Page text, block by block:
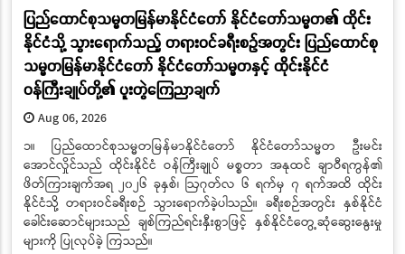
ပြည်ထောင်စုသမ္မတမြန်မာနိုင်ငံတော် နိုင်ငံတော်သမ္မတ၏ ထိုင်း
နိုင်ငံသို့ သွားရောက်သည့် တရားဝင်ခရီးစဉ်အတွင်း ပြည်ထောင်စု
သမ္မတမြန်မာနိုင်ငံတော် နိုင်ငံတော်သမ္မတနှင့် ထိုင်းနိုင်ငံ
ဝန်ကြီးချုပ်တို့၏ ပူးတွဲကြေညာချက်
Aug 06, 2026
၁။ ပြည်ထောင်စုသမ္မတမြန်မာနိုင်ငံတော် နိုင်ငံတော်သမ္မတ ဦးမင်း
အောင်လှိုင်သည် ထိုင်းနိုင်ငံ ဝန်ကြီးချုပ် မစ္စတာ အနုထင် ချာဝီရကွန်၏
ဖိတ်ကြားချက်အရ ၂၀၂၆ ခုနှစ်၊ ဩဂုတ်လ ၆ ရက်မှ ၇ ရက်အထိ ထိုင်း
နိုင်ငံသို့ တရားဝင်ခရီးစဉ် သွားရောက်ခဲ့ပါသည်။ ခရီးစဉ်အတွင်း နှစ်နိုင်ငံ
ခေါင်းဆောင်များသည် ချစ်ကြည်ရင်းနှီးစွာဖြင့် နှစ်နိုင်ငံတွေ့ဆုံဆွေးနွေးမှု
များကို ပြုလုပ်ခဲ့ ကြသည်။